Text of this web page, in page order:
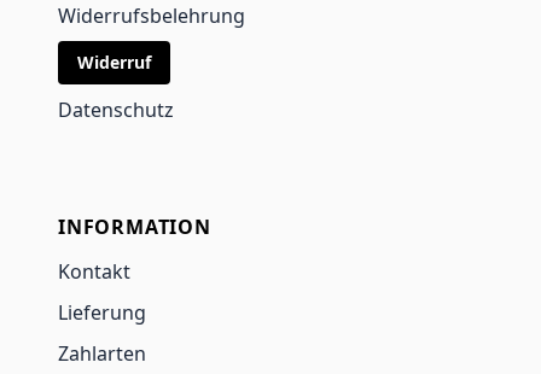
Widerrufsbelehrung
Widerruf
Datenschutz
INFORMATION
Kontakt
Lieferung
Zahlarten